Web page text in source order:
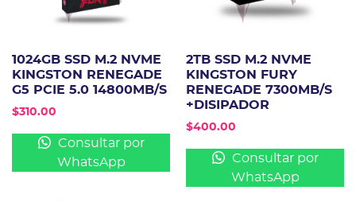
1024GB SSD M.2 NVME
KINGSTON RENEGADE
G5 PCIE 5.0 14800MB/S
$310.00
Consultar por
WhatsApp
2TB SSD M.2 NVME
KINGSTON FURY
RENEGADE 7300MB/S
+DISIPADOR
$400.00
Consultar por
WhatsApp